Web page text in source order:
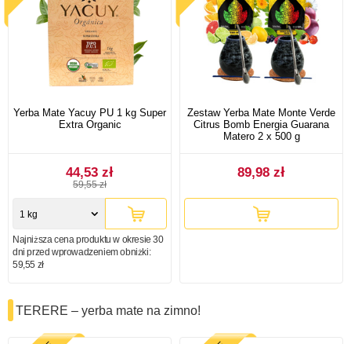
Yerba Mate Yacuy PU 1 kg Super
Extra Organic
44,53 zł
59,55 zł
1 kg
Najniższa cena produktu w okresie 30
dni przed wprowadzeniem obniżki:
59,55 zł
Zestaw Yerba Mate Monte Verde
Citrus Bomb Energia Guarana
Matero 2 x 500 g
89,98 zł
TERERE – yerba mate na zimno!